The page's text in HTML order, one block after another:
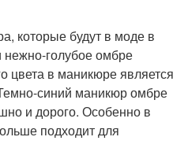
которые будут в моде в
нежно-голубое омбре
цвета в маникюре является
синий маникюр омбре
и дорого. Особенно в
подходит для